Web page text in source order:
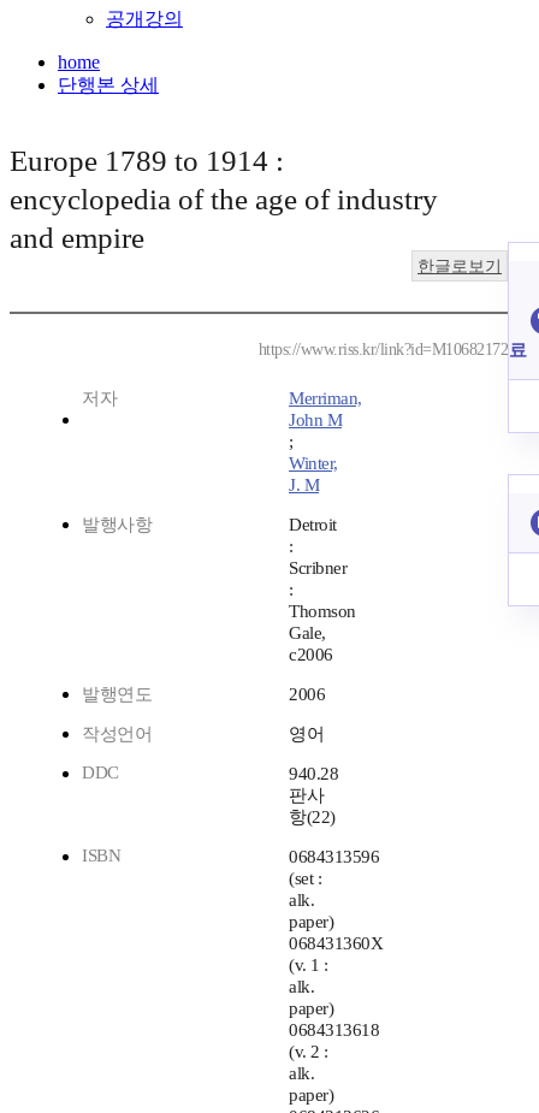
공개강의
home
단행본 상세
Europe 1789 to 1914 :
encyclopedia of the age of industry
and empire
한글로보기
https://www.riss.kr/link?id=M10682172
저자
Merriman,
John M
;
Winter,
J. M
발행사항
Detroit
:
Scribner
:
Thomson
Gale,
c2006
발행연도 2006
작성언어
영어
DDC
940.28
판사
항(22)
ISBN
0684313596
(set :
alk.
paper)
068431360X
(v. 1 :
alk.
paper)
0684313618
(v. 2 :
alk.
paper)
료